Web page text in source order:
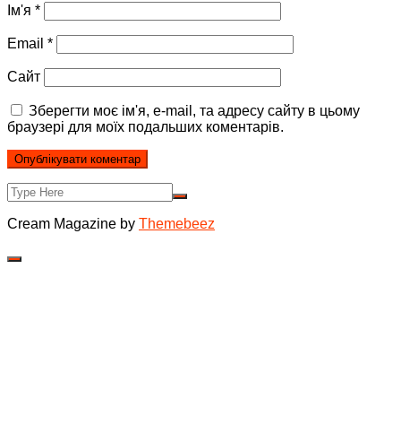
Ім'я *
Email *
Сайт
Зберегти моє ім'я, e-mail, та адресу сайту в цьому
браузері для моїх подальших коментарів.
Cream Magazine by Themebeez